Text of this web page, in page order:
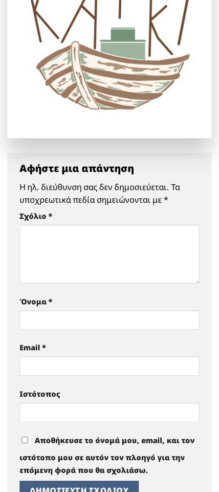
Αφήστε μια απάντηση
Η ηλ. διεύθυνση σας δεν δημοσιεύεται. Τα
υποχρεωτικά πεδία σημειώνονται με*
Σχόλιο *
Όνομα *
Email *
Ιστότοπος
Αποθήκευσε το όνομά μου, email, και τον
ιστότοπο μου σε αυτόν τον πλοηγό για την
επόμενη φορά που θα σχολιάσω.